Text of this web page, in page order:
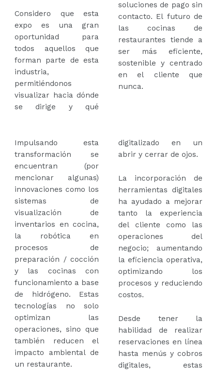
Considero que esta
expo es una gran
oportunidad para
todos aquellos que
forman parte de esta
industria,
permitiéndonos
visualizar hacia dónde
se dirige y qué
soluciones de pago sin
contacto. El futuro de
las cocinas de
restaurantes tiende a
ser más eficiente,
sostenible y centrado
en el cliente que
nunca.
Impulsando esta
transformación se
encuentran (por
mencionar algunas)
innovaciones como los
sistemas de
visualización de
inventarios en cocina,
la robótica en
procesos de
preparación / cocción
y las cocinas con
funcionamiento a base
de hidrógeno. Estas
tecnologías no solo
optimizan las
operaciones, sino que
también reducen el
impacto ambiental de
un restaurante.
digitalizado en un
abrir y cerrar de ojos.
La incorporación de
herramientas digitales
ha ayudado a mejorar
tanto la experiencia
del cliente como las
operaciones del
negocio; aumentando
la eficiencia operativa,
optimizando los
procesos y reduciendo
costos.
Desde tener la
habilidad de realizar
reservaciones en línea
hasta menús y cobros
digitales, estas